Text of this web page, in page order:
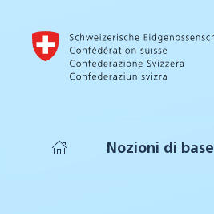
Skip to main content
Nozioni di base